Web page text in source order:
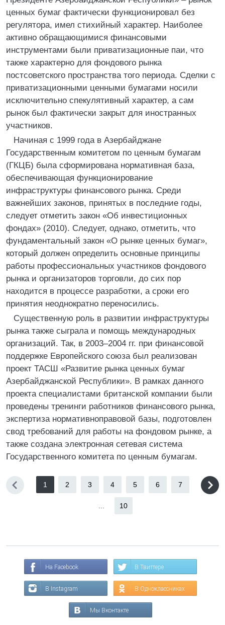
ценных бумаг фактически функционировал без
регулятора, имел стихийный характер. Наиболее
активно обращающимися финансовыми
инструментами были приватизационные паи, что
также характерно для фондового рынка
постсоветского пространства того периода. Сделки с
приватизационными ценными бумагами носили
исключительно спекулятивный характер, а сам
рынок был фактически закрыт для иностранных
участников.
Начиная с 1999 года в Азербайджане
Государственным комитетом по ценным бумагам
(ГКЦБ) была сформирована нормативная база,
обеспечивающая функционирование
инфраструктуры финансового рынка. Среди
важнейших законов, принятых в последние годы,
следует отметить закон «Об инвестиционных
фондах» (2010). Следует, однако, отметить, что
фундаментальный закон «О рынке ценных бумаг»,
который должен определить основные принципы
работы профессиональных участников фондового
рынка и организаторов торговли, до сих пор
находится в процессе разработки, а сроки его
принятия неоднократно переносились.
Существенную роль в развитии инфраструктуры
рынка также сыграла и помощь международных
организаций. Так, в 2003–2004 гг. при финансовой
поддержке Европейского союза был реализован
проект ТАСШ «Развитие рынка ценных бумаг
Азербайджанской Республики». В рамках данного
проекта специалистами британской компании были
проведены тренинги работников финансового рынка,
экспертиза нормативноправовой базы, подготовлен
свод требований для работы на фондовом рынке, а
также создана электронная сетевая система
Государственного комитета по ценным бумагам.
1 2 3 4 5 6 7
10
На Facebook В Твиттере
В Instagram В Одноклассниках
Мы Вконтакте